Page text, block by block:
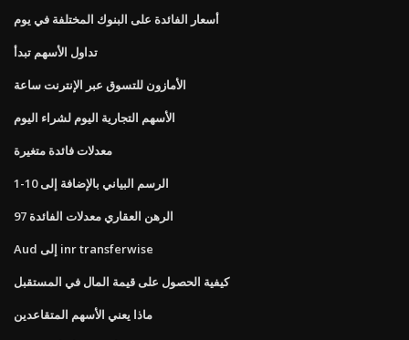
أسعار الفائدة على البنوك المختلفة في يوم
تداول الأسهم تبدأ
الأمازون للتسوق عبر الإنترنت ساعة
الأسهم التجارية اليوم لشراء اليوم
معدلات فائدة متغيرة
1-10 الرسم البياني بالإضافة إلى
97 الرهن العقاري معدلات الفائدة
Aud إلى inr transferwise
كيفية الحصول على قيمة المال في المستقبل
ماذا يعني الأسهم المتقاعدين